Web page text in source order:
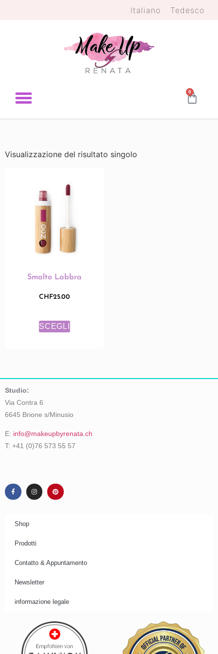
Italiano Tedesco
0
Visualizzazione del risultato singolo
Smalto Labbra
CHF25.00
SCEGLI
Studio:
Via Contra 6
6645 Brione s/Minusio
E: info@makeupbyrenata.ch
T: +41 (0)76 573 55 57
Shop
Prodotti
Contatto & Appuntamento
Newsletter
informazione legale